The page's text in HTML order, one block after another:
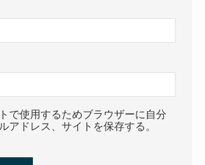
で使用するためブラウザーに自分
アドレス、サイトを保存する。